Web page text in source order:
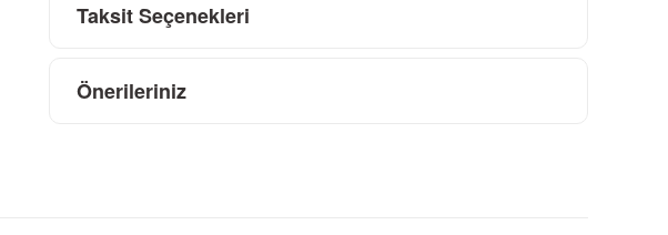
Taksit Seçenekleri
Önerileriniz